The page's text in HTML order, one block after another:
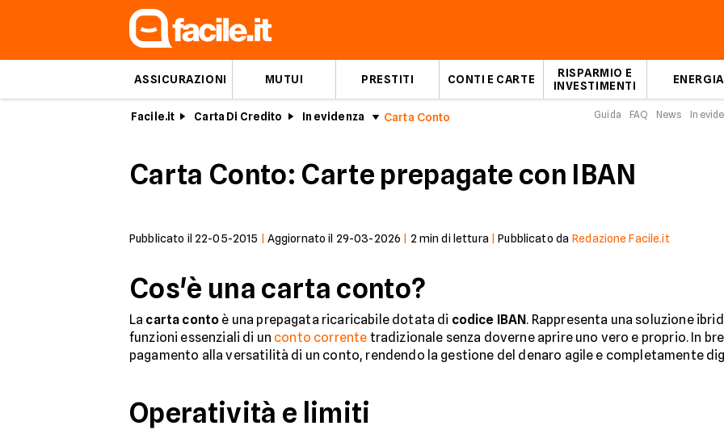
ASSICURAZIONI MUTUI PRESTITI CONTI E CARTE
RISPARMIO E
INVESTIMENTI
ENERGIA
Facile.it Carta Di Credito In evidenza Carta Conto Guida FAQ News In
Carta Conto: Carte prepagate con IBAN
Pubblicato il 22-05-2015 Aggiornato il 29-03-2026 2 min di lettura |Pubblicato da Redazione Facile.it
Cos'è una carta conto?
La carta conto è una prepagata ricaricabile dotata di codice IBAN. Rappresenta una soluzione
funzioni essenziali di un conto corrente tradizionale senza doverne aprire uno vero e proprio. In
pagamento alla versatilità di un conto, rendendo la gestione del denaro agile e completamente
Operatività e limiti